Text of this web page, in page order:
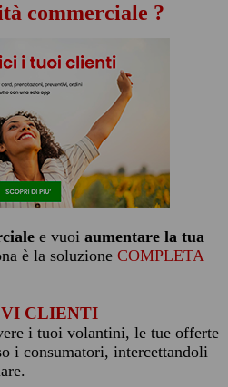
commerciale ?
e vuoi aumentare la tua
è la soluzione COMPLETA
CLIENTI
i tuoi volantini, le tue offerte
i consumatori, intercettandoli